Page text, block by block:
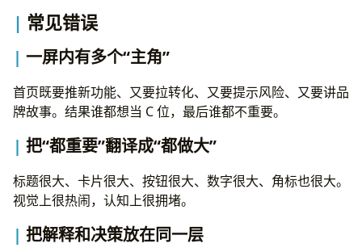
十、一致性不是每页长一样，而是规则稳定
应该保持一致的东西
不该强行一致的东西
十一、跨平台设计的关键不是复制，而是适配
真正要保持一致的，是品牌和任务逻辑
真正应该适配的，是交互方式和承载形式
哪些地方最不适合乱创新
十三、给产品团队的落地建议
页面层面
交互层面
输入层面
常见错误
一屏内有多个“主角”
首页既要推新功能、又要拉转化、又要提示风险、又要讲品
牌故事。结果谁都想当 C 位，最后谁都不重要。
把“都重要”翻译成“都做大”
标题很大、卡片很大、按钮很大、数字很大、角标也很大。
视觉上很热闹，认知上很拥堵。
把解释和决策放在同一层